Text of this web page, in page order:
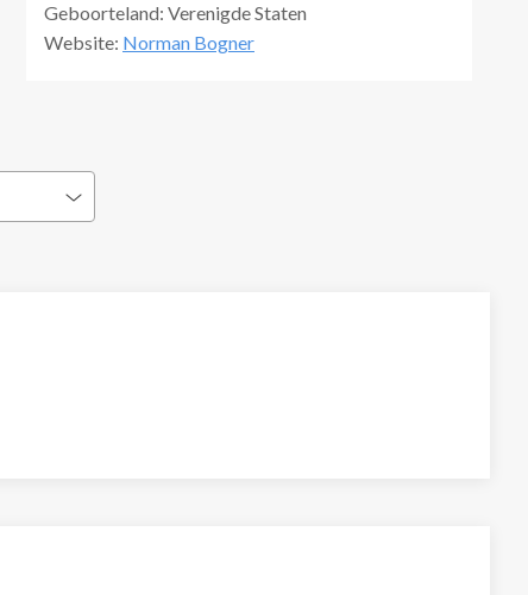
Geboorteland: Verenigde Staten
Website: Norman Bogner